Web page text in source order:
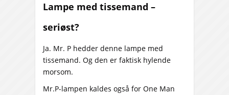
Lampe med tissemand –
seriøst?
Ja. Mr. P hedder denne lampe med
tissemand. Og den er faktisk hylende
morsom.
Mr.P-lampen kaldes også for One Man